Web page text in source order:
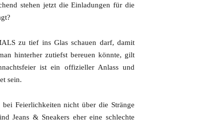
stehen jetzt die Einladungen für die
zu tief ins Glas schauen darf, damit
hinterher zutiefst bereuen könnte, gilt
ist ein offizieller Anlass und
sein.
Feierlichkeiten nicht über die Stränge
Jeans & Sneakers eher eine schlechte